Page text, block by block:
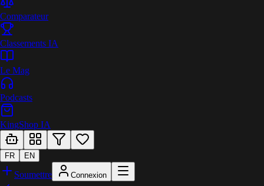
Comparateur
Classements IA
Le Mag
Podcasts
KingShop IA
FR EN
Soumettre Connexion